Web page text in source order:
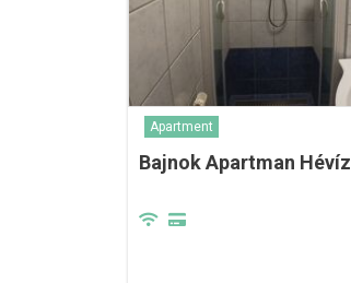
Apartment
Bajnok Apartman Hévíz